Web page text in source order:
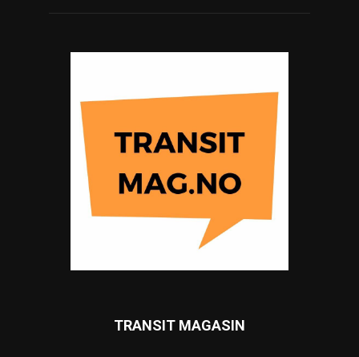
TRANSIT MAGASIN